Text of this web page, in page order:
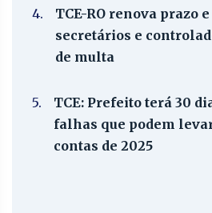
4.
TCE-RO renova prazo
secretários e
de multa
5.
TCE: Prefeito terá 30
falhas que podem
contas de 2025